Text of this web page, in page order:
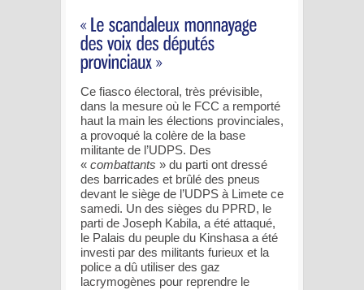
Ce fiasco électoral, très prévisible,
dans la mesure où le FCC a remporté
haut la main les élections provinciales,
a provoqué la colère de la base
militante de l’UDPS. Des
« combattants » du parti ont dressé
des barricades et brûlé des pneus
devant le siège de l’UDPS à Limete ce
samedi. Un des sièges du PPRD, le
parti de Joseph Kabila, a été attaqué,
le Palais du peuple du Kinshasa a été
investi par des militants furieux et la
police a dû utiliser des gaz
lacrymogènes pour reprendre le